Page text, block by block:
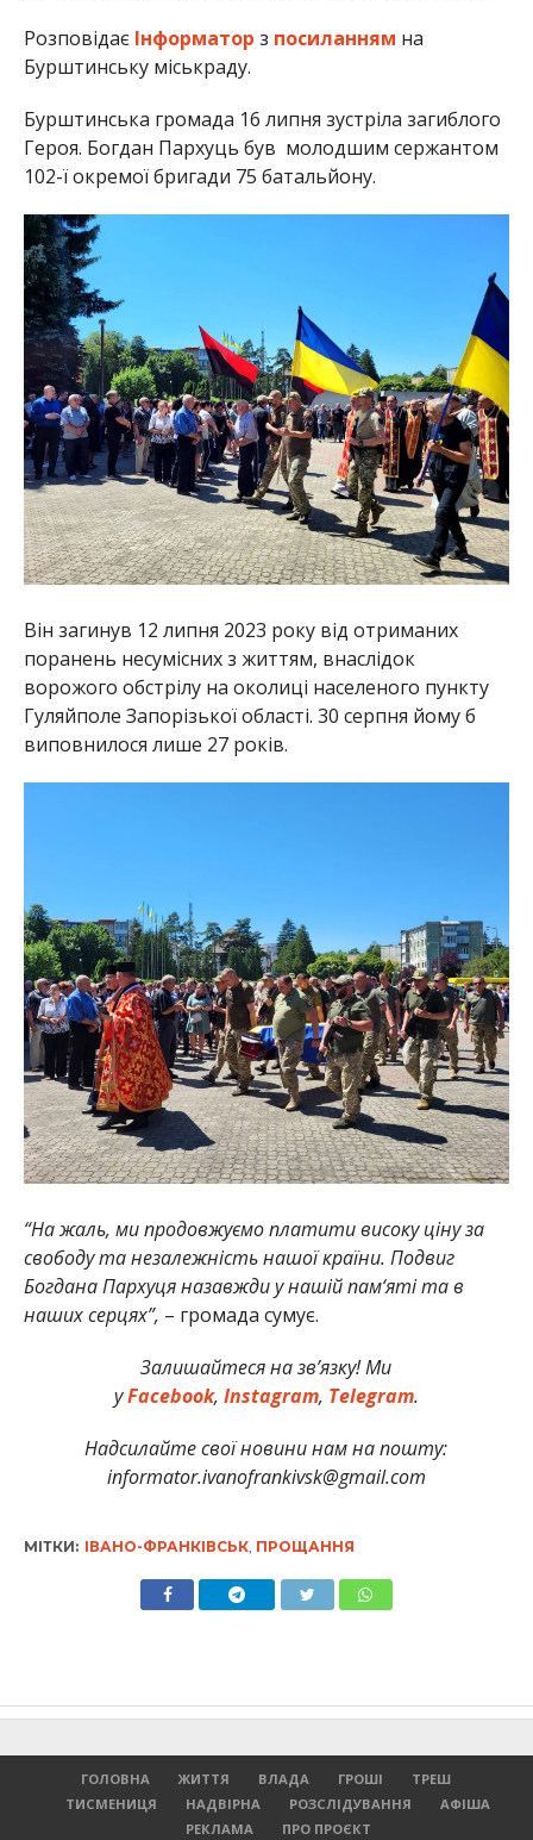
Розповідає Інформатор з посиланням на
Бурштинську міськраду.
Бурштинська громада 16 липня зустріла загиблого
Героя. Богдан Пархуць був молодшим сержантом
102-ї окремої бригади 75 батальйону.
Він загинув 12 липня 2023 року від отриманих
поранень несумісних з життям, внаслідок
ворожого обстрілу на околиці населеного пункту
Гуляйполе Запорізької області. 30 серпня йому б
виповнилося лише 27 років.
“На жаль, ми продовжуємо платити високу ціну за
свободу та незалежність нашої країни. Подвиг
Богдана Пархуця назавжди у нашій пам‘яті та в
наших серцях”, – громада сумує.
Залишайтеся на зв’язку! Ми
уFacebook, Instagram, Telegram.
Надсилайте свої новини нам на пошту:
informator.ivanofrankivsk@gmail.com
МІТКИ: ІВАНО-ФРАНКІВСЬК, ПРОЩАННЯ
ГОЛОВНА ЖИТТЯ ВЛАДА ГРОШІ
ТРЕШ
ТИСМЕНИЦЯ
НАДВІРНА РОЗСЛІДУВАННЯ
АФІША
РЕКЛАМА
ПРО ПРОЄКТ